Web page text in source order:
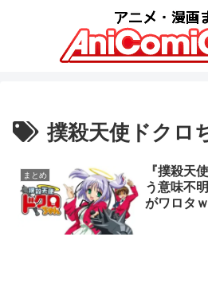
撲殺天使ドクロ
まとめ
『撲殺天
う意味不
がワロタ